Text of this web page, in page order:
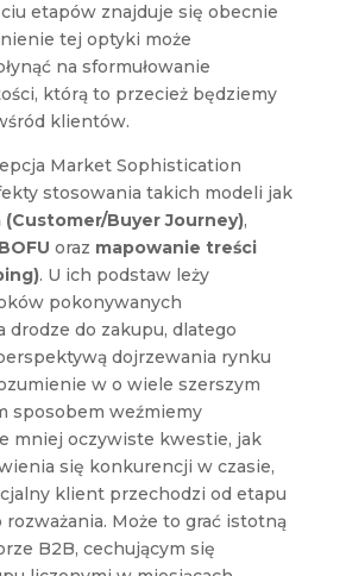
etapów znajduje się obecnie
tej optyki może
na sformułowanie
którą to przecież będziemy
klientów.
Market Sophistication
stosowania takich modeli jak
Buyer Journey),
oraz mapowanie treści
. U ich podstaw leży
pokonywanych
drodze do zakupu, dlatego
dojrzewania rynku
w o wiele szerszym
sposobem weźmiemy
mniej oczywiste kwestie, jak
się konkurencji w czasie,
klient przechodzi od etapu
rozważania. Może to grać istotną
B2B, cechującym się